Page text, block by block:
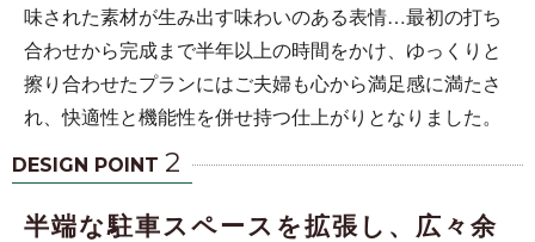
味された素材が生み出す味わいのある表情…最初の打ち
合わせから完成まで半年以上の時間をかけ、ゆっくりと
擦り合わせたプランにはご夫婦も心から満足感に満たさ
れ、快適性と機能性を併せ持つ仕上がりとなりました。
DESIGN POINT 2
半端な駐車スペースを拡張し、広々余